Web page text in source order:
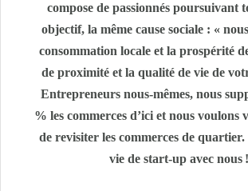
compose de passionnés poursuivant
objectif, la même cause sociale : «
consommation locale et la prospérité
de proximité et la qualité de vie de
Entrepreneurs nous-mêmes, nous
% les commerces d’ici et nous voulons
de revisiter les commerces de
vie de start-up avec nous !